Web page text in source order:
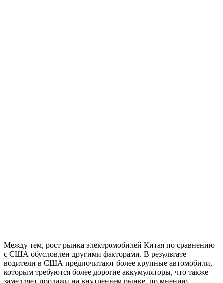
Между тем, рост рынка электромобилей Китая по сравнению
с США обусловлен другими факторами. В результате
водители в США предпочитают более крупные автомобили,
которым требуются более дорогие аккумуляторы, что также
замедляет продажи на внутреннем рынке, по мнению